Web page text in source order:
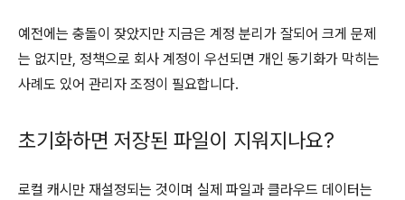
예전에는 충돌이 잦았지만 지금은 계정 분리가 잘되어 크게 문제
는 없지만, 정책으로 회사 계정이 우선되면 개인 동기화가 막히는
사례도 있어 관리자 조정이 필요합니다.
초기화하면 저장된 파일이 지워지나요?
로컬 캐시만 재설정되는 것이며 실제 파일과 클라우드 데이터는